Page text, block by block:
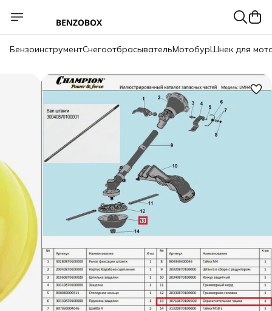
БензоинструментСнегоотбрасывательМотобурШнек для